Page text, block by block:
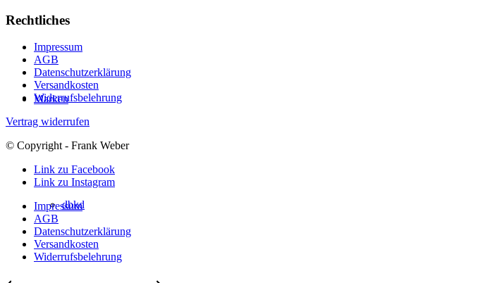
Marken
dbkd
Rechtliches
Impressum
AGB
Datenschutzerklärung
Versandkosten
Widerrufsbelehrung
Vertrag widerrufen
© Copyright - Frank Weber
Link zu Facebook
Link zu Instagram
Impressum
AGB
Datenschutzerklärung
Versandkosten
Widerrufsbelehrung